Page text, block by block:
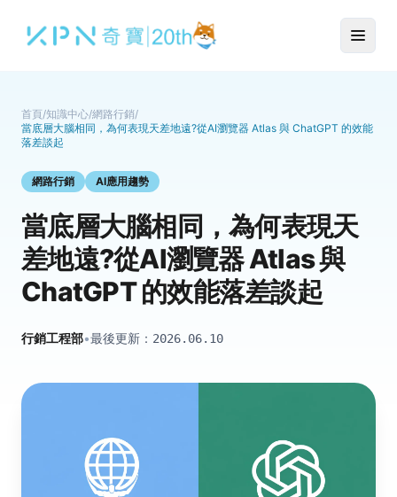
首頁/知識中心/網路行銷/
當底層大腦相同，為何表現天差地遠?從AI瀏覽器 Atlas 與 ChatGPT 的效能
落差談起
網路行銷 AI應用趨勢
當底層大腦相同，為何表現天
差地遠?從AI瀏覽器 Atlas 與
ChatGPT 的效能落差談起
行銷工程部•最後更新： 2026.06.10